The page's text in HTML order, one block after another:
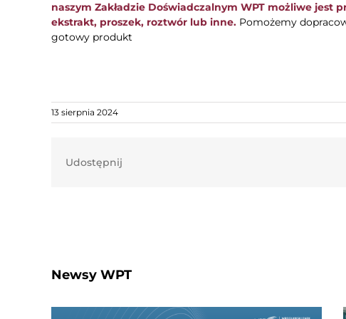
naszym Zakładzie Doświadczalnym WPT możliwe
ekstrakt, proszek, roztwór lub inne.Pomożemy
gotowy produkt
13 sierpnia 2024
Udostępnij
Newsy WPT